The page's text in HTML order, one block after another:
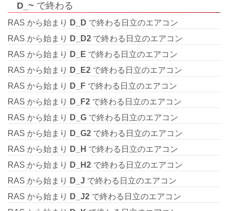
D_~ で終わる
RAS から始まり D_D で終わる日立のエアコン
RAS から始まり
D_D2 で終わる日立のエアコン
RAS から始まり
D_E で終わる日立のエアコン
RAS から始まり
D_E2 で終わる日立のエアコン
RAS から始まり
D_F で終わる日立のエアコン
RAS から始まり
D_F2 で終わる日立のエアコン
RAS から始まり
D_G で終わる日立のエアコン
RAS から始まり
D_G2 で終わる日立のエアコン
RAS から始まり
D_H で終わる日立のエアコン
RAS から始まり
D_H2 で終わる日立のエアコン
RAS から始まり
D_J で終わる日立のエアコン
RAS から始まり
D_J2 で終わる日立のエアコン